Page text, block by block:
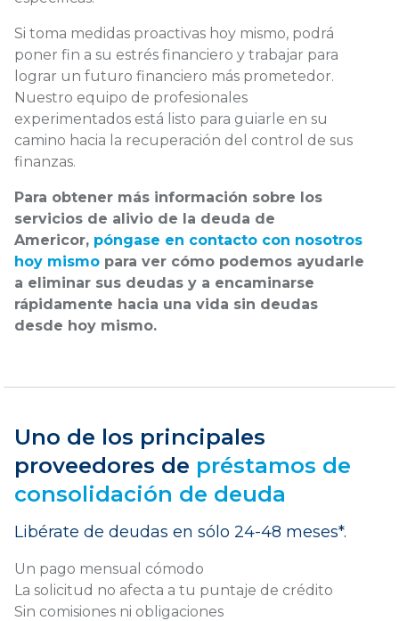
Si toma medidas proactivas hoy mismo, podrá
poner fin a su estrés financiero y trabajar para
lograr un futuro financiero más prometedor.
Nuestro equipo de profesionales
experimentados está listo para guiarle en su
camino hacia la recuperación del control de sus
finanzas.
Para obtener más información sobre los
servicios de alivio de la deuda de
Americor, póngase en contacto con nosotros
hoy mismo para ver cómo podemos ayudarle
a eliminar sus deudas y a encaminarse
rápidamente hacia una vida sin deudas
desde hoy mismo.
Uno de los principales
proveedores de préstamos de
consolidación de deuda
Libérate de deudas en sólo 24-48 meses*.
Un pago mensual cómodo
La solicitud no afecta a tu puntaje de crédito
Sin comisiones ni obligaciones